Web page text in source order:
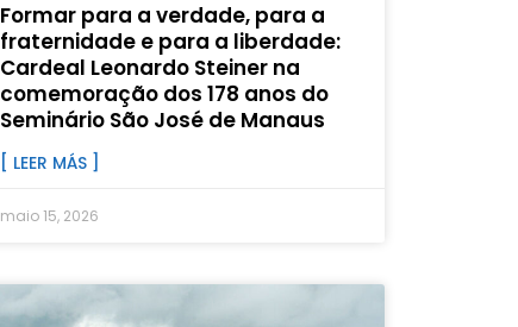
Formar para a verdade, para a
fraternidade e para a liberdade:
Cardeal Leonardo Steiner na
comemoração dos 178 anos do
Seminário São José de Manaus
[ LEER MÁS ]
maio 15, 2026